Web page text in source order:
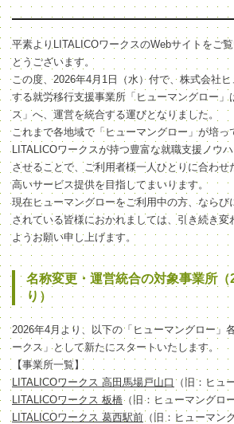
平素よりLITALICOワークスのWebサイトをご
とうございます。
この度、2026年4月1日（水）付で、株式会社
する就労移行支援事業所「ヒューマングロー」
ス」へ、運営を統合する運びとなりました。
これまで各地域で「ヒューマングロー」が培っ
LITALICOワークスが持つ豊富な就職支援ノウ
させることで、ご利用者様一人ひとりに合わせ
高いサービス提供を目指してまいります。
現在ヒューマングローをご利用中の方、ならび
されている皆様におかれましては、引き続き変
ようお願い申し上げます。
名称変更・運営統合の対象事業所（
り）
2026年4月より、以下の「ヒューマングロー」
ークス」として新たにスタートいたします。
【事業所一覧】
LITALICOワークス 高田馬場戸山口 （旧：ヒュ
LITALICOワークス 板橋（旧：ヒューマングロ
LITALICOワークス 葛西駅前 （旧：ヒューマン